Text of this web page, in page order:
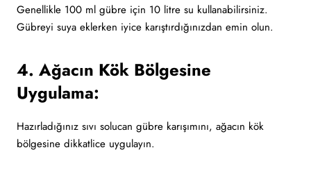
Genellikle 100 ml gübre için 10 litre su kullanabilirsiniz.
Gübreyi suya eklerken iyice karıştırdığınızdan emin olun.
4. Ağacın Kök Bölgesine
Uygulama:
Hazırladığınız sıvı solucan gübre karışımını, ağacın kök
bölgesine dikkatlice uygulayın.